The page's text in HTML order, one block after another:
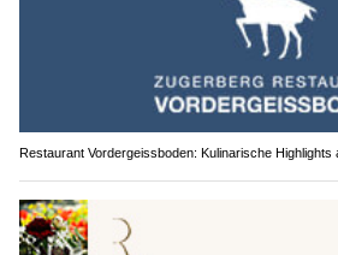
Restaurant Vordergeissboden: Kulinarische Highlights